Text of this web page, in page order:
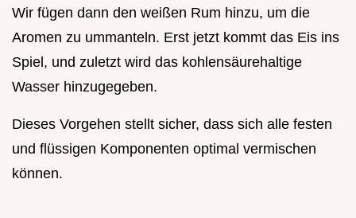
Wir fügen dann den weißen Rum hinzu, um die
Aromen zu ummanteln. Erst jetzt kommt das Eis ins
Spiel, und zuletzt wird das kohlensäurehaltige
Wasser hinzugegeben.
Dieses Vorgehen stellt sicher, dass sich alle festen
und flüssigen Komponenten optimal vermischen
können.